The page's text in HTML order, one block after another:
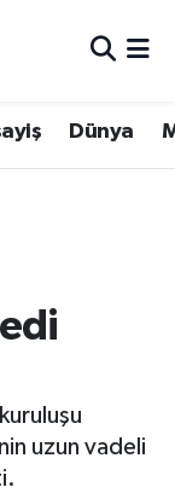
Dünya
uzun vadeli